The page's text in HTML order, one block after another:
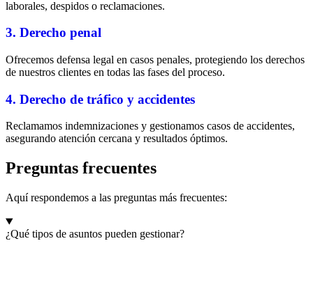
laborales, despidos o reclamaciones.
3. Derecho penal
Ofrecemos defensa legal en casos penales, protegiendo los derechos
de nuestros clientes en todas las fases del proceso.
4. Derecho de tráfico y accidentes
Reclamamos indemnizaciones y gestionamos casos de accidentes,
asegurando atención cercana y resultados óptimos.
Preguntas frecuentes
Aquí respondemos a las preguntas más frecuentes:
¿Qué tipos de asuntos pueden gestionar?